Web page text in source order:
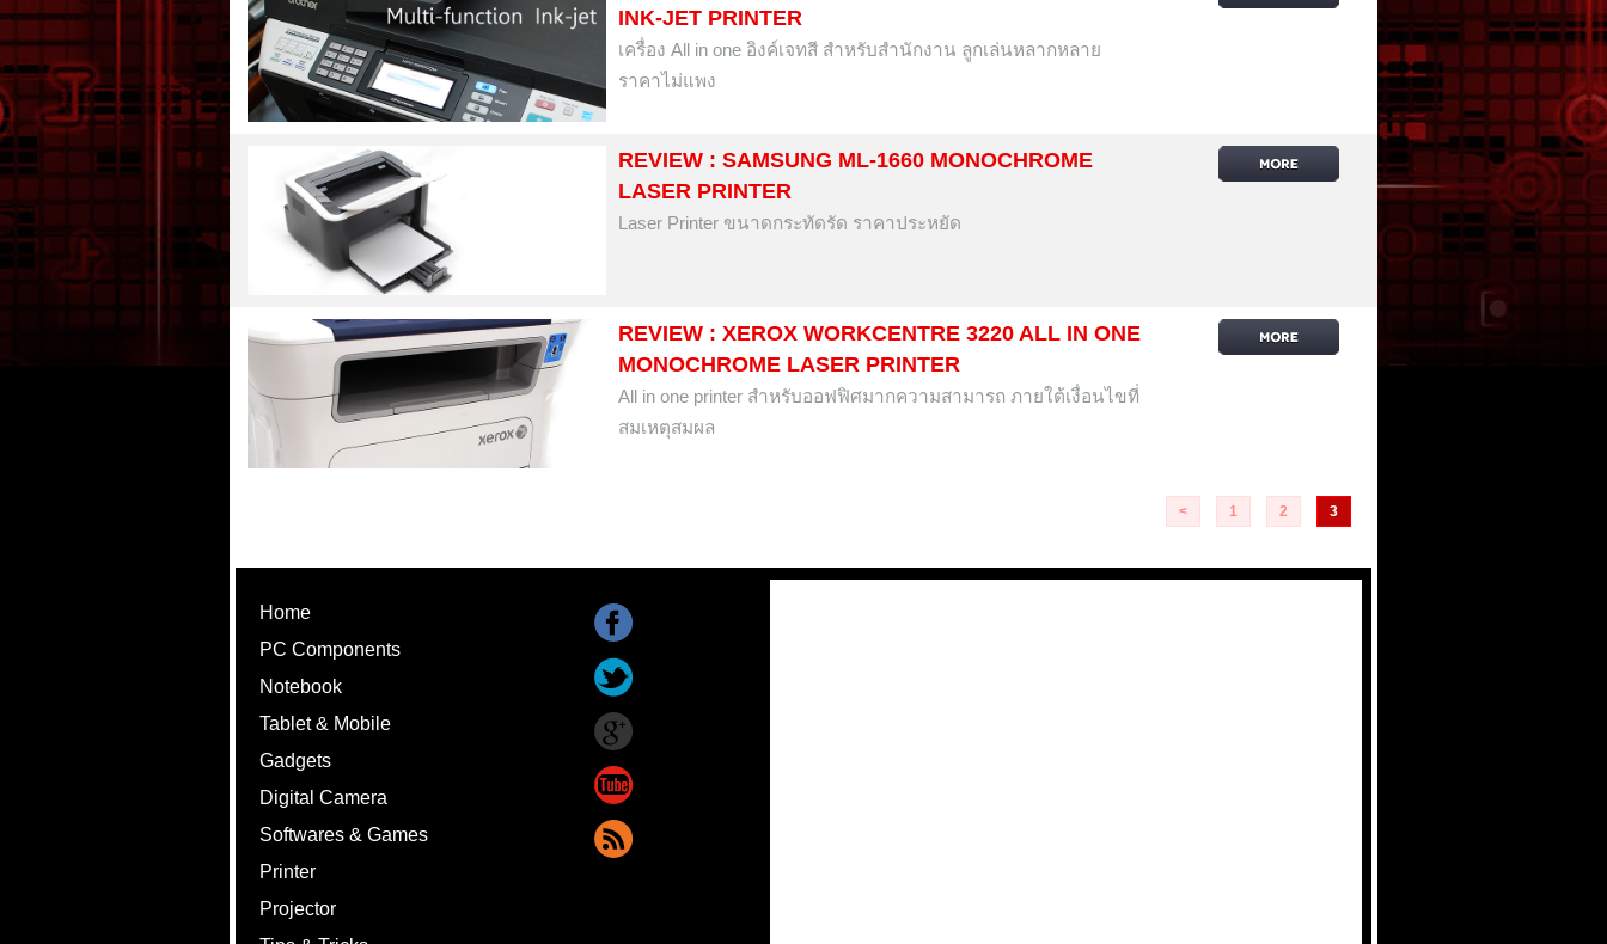
INK-JET PRINTER
เครื่อง All in one อิงค์เจทสี สำหรับสำนักงาน ลูกเล่นหลากหลาย
ราคาไม่แพง
REVIEW : SAMSUNG ML-1660 MONOCHROME
LASER PRINTER
Laser Printer ขนาดกระทัดรัด ราคาประหยัด
REVIEW : XEROX WORKCENTRE 3220 ALL IN ONE
MONOCHROME LASER PRINTER
All in one printer สำหรับออฟฟิศมากความสามารถ ภายใต้เงื่อนไขที่
สมเหตุสมผล
< 1 2 3
Home
PC Components
Notebook
Tablet & Mobile
Gadgets
Digital Camera
Softwares & Games
Printer
Projector